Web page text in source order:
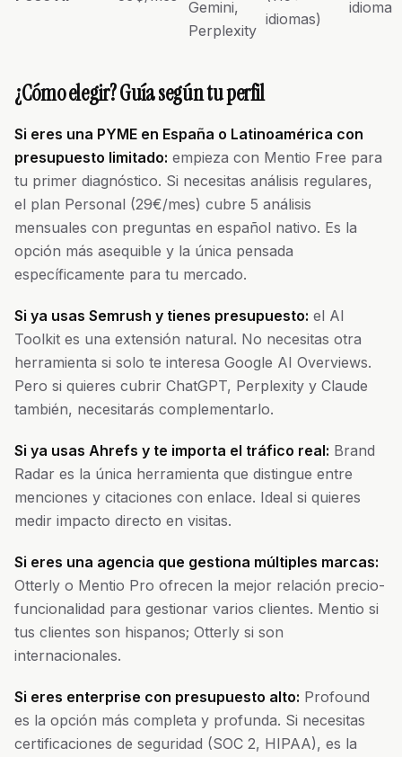
Gemini,
Perplexity
idiomas)
idioma
¿Cómo elegir? Guía según tu perfil
Si eres una PYME en España o Latinoamérica con
presupuesto limitado: empieza con Mentio Free para
tu primer diagnóstico. Si necesitas análisis regulares,
el plan Personal (29€/mes) cubre 5 análisis
mensuales con preguntas en español nativo. Es la
opción más asequible y la única pensada
específicamente para tu mercado.
Si ya usas Semrush y tienes presupuesto: el AI
Toolkit es una extensión natural. No necesitas otra
herramienta si solo te interesa Google AI Overviews.
Pero si quieres cubrir ChatGPT, Perplexity y Claude
también, necesitarás complementarlo.
Si ya usas Ahrefs y te importa el tráfico real: Brand
Radar es la única herramienta que distingue entre
menciones y citaciones con enlace. Ideal si quieres
medir impacto directo en visitas.
Si eres una agencia que gestiona múltiples marcas:
Otterly o Mentio Pro ofrecen la mejor relación precio-
funcionalidad para gestionar varios clientes. Mentio si
tus clientes son hispanos; Otterly si son
internacionales.
Si eres enterprise con presupuesto alto: Profound
es la opción más completa y profunda. Si necesitas
certificaciones de seguridad (SOC 2, HIPAA), es la